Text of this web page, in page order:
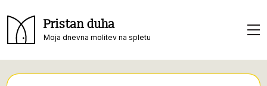
Pristan duha
Moja dnevna molitev na spletu